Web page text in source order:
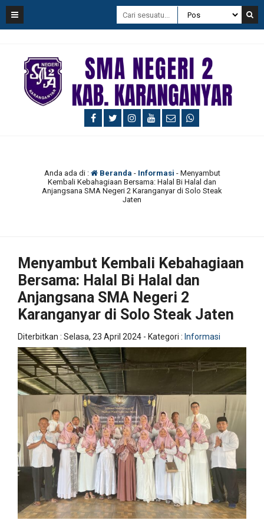
Anda ada di : Beranda - Informasi - Menyambut
Kembali Kebahagiaan Bersama: Halal Bi Halal dan
Anjangsana SMA Negeri 2 Karanganyar di Solo Steak
Jaten
Menyambut Kembali Kebahagiaan
Bersama: Halal Bi Halal dan
Anjangsana SMA Negeri 2
Karanganyar di Solo Steak Jaten
Diterbitkan : Selasa, 23 April 2024 - Kategori : Informasi